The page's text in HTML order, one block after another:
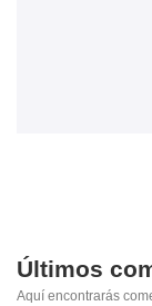
Últimos
Aquí encontrarás